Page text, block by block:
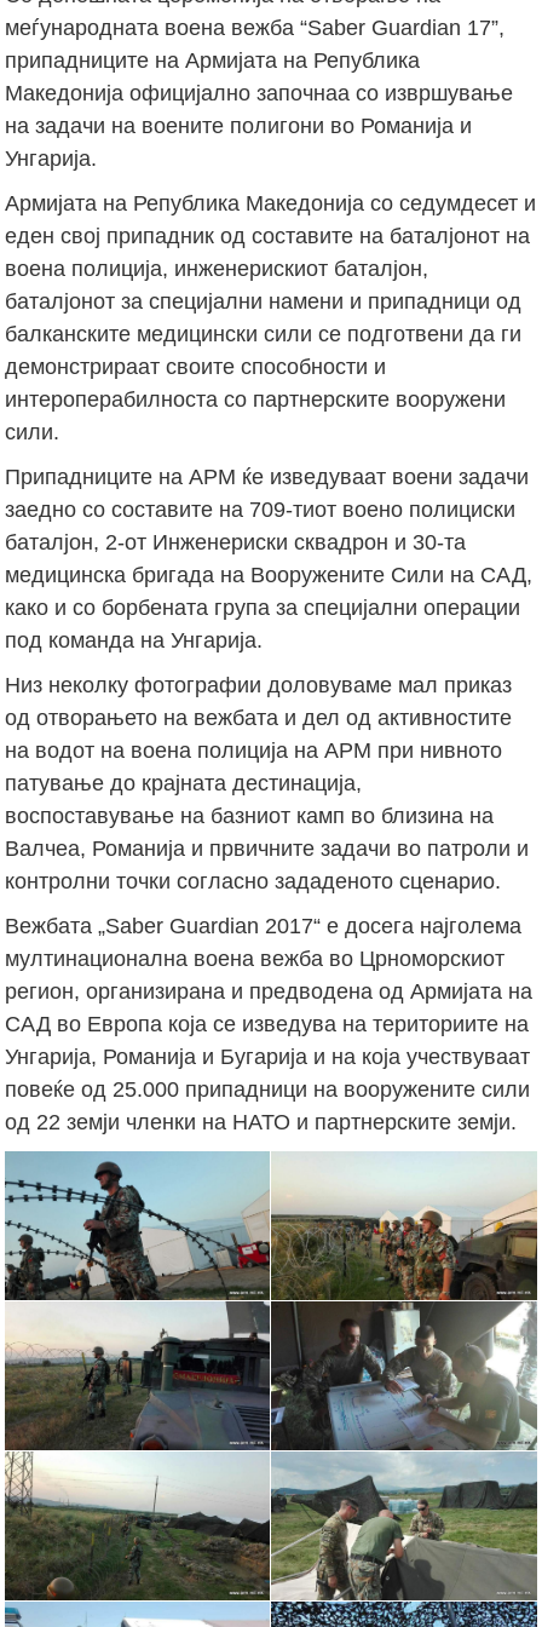
меѓународната воена вежба “Saber Guardian 17”,
припадниците на Армијата на Република
Македонија официјално започнаа со извршување
на задачи на воените полигони во Романија и
Унгарија.
Армијата на Република Македонија со седумдесет и
еден свој припадник од составите на баталјонот на
воена полиција, инженерискиот баталјон,
баталјонот за специјални намени и припадници од
балканските медицински сили се подготвени да ги
демонстрираат своите способности и
интероперабилноста со партнерските вооружени
сили.
Припадниците на АРМ ќе изведуваат воени задачи
заедно со составите на 709-тиот воено полициски
баталјон, 2-от Инженериски сквадрон и 30-та
медицинска бригада на Вооружените Сили на САД,
како и со борбената група за специјални операции
под команда на Унгарија.
Низ неколку фотографии доловуваме мал приказ
од отворањето на вежбата и дел од активностите
на водот на воена полиција на АРМ при нивното
патување до крајната дестинација,
воспоставување на базниот камп во близина на
Валчеа, Романија и првичните задачи во патроли и
контролни точки согласно зададеното сценарио.
Вежбата „Saber Guardian 2017“ е досега најголема
мултинационална воена вежба во Црноморскиот
регион, организирана и предводена од Армијата на
САД во Европа која се изведува на териториите на
Унгарија, Романија и Бугарија и на која учествуваат
повеќе од 25.000 припадници на вооружените сили
од 22 земји членки на НАТО и партнерските земји.